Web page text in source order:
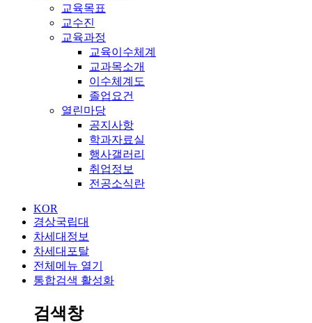
교육목표
교수진
교육과정
교육이수체계
교과목소개
이수체계도
졸업요건
열린마당
공지사항
학과자료실
행사갤러리
취업정보
전공소식란
KOR
경상국립대
차세대정보
차세대포탈
전체메뉴 열기
통합검색 활성화
검색창